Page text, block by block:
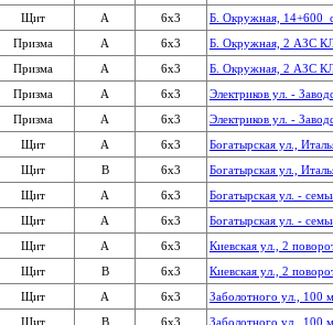
Щит A 6x3 Б. Окружная, 14+600
Призма A 6x3 Б. Окружная, 2 АЗС
Призма A 6x3 Б. Окружная, 2 АЗС
Призма A 6x3 Электриков ул. -
Призма A 6x3 Электриков ул. -
Щит A 6x3 Бoгатырская ул.,
Щит B 6x3 Бoгатырская ул.,
Щит A 6x3 Бoгатырская ул. -
Щит A 6x3 Бoгатырская ул. -
Щит A 6x3 Киевская ул., 2
Щит B 6x3 Киевская ул., 2
Щит A 6x3 Заболотного ул., 100
Щит B 6x3 Заболотного ул., 100